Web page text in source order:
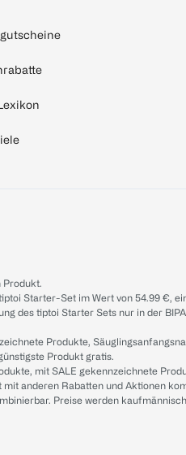
Produkt.
Starter-Set im Wert von 54.99 €,
des tiptoi Starter Sets nur in der
Produkte,
Produkt gratis.
mit SALE gekennzeichnete
mit anderen Rabatten und Aktionen
Preise werden